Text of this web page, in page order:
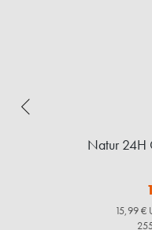
Natur 24H
15,99 €